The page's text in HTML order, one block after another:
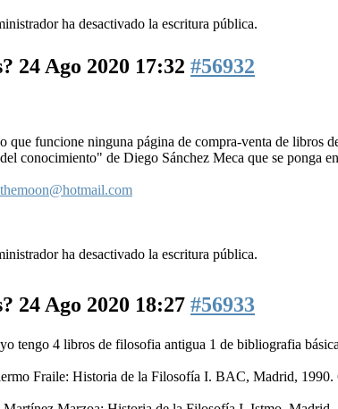
ha desactivado la escritura pública.
24 Ago 2020 17:32 #56932
que funcione ninguna página de compra-venta de libros
conocimiento" de Diego Sánchez Meca que se ponga
ha desactivado la escritura pública.
24 Ago 2020 18:27 #56933
tengo 4 libros de filosofia antigua 1 de bibliografia
Fraile: Historia de la Filosofía I. BAC, Madrid, 1990.